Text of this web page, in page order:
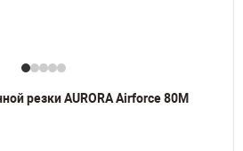
резки AURORA Airforce 80M